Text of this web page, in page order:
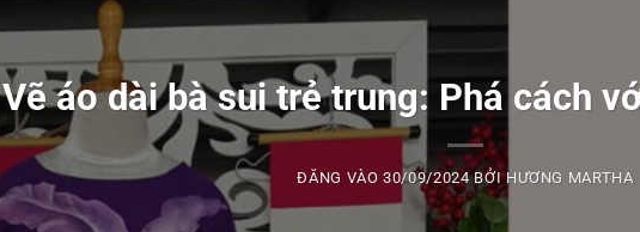
Vẽ áo dài bà sui trẻ trung: Phá cách
ĐĂNG VÀO30/09/2024 BỞIHƯƠNG MARTHA